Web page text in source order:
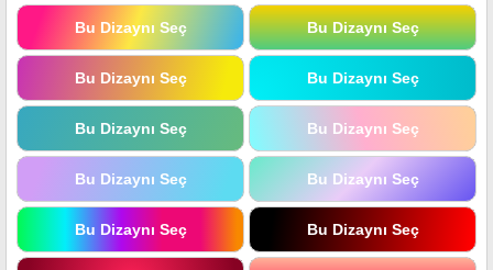
Bu Dizaynı Seç Bu Dizaynı Seç
Bu Dizaynı Seç Bu Dizaynı Seç
Bu Dizaynı Seç Bu Dizaynı Seç
Bu Dizaynı Seç Bu Dizaynı Seç
Bu Dizaynı Seç Bu Dizaynı Seç